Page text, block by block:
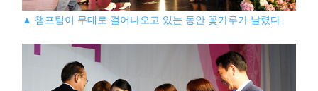
▲ 챔프팀이 무대로 걸어나오고 있는 동안 꽃가루가 날렸다.